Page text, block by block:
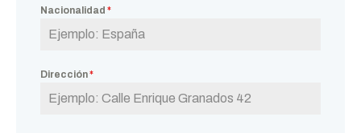
Nacionalidad *
Dirección*